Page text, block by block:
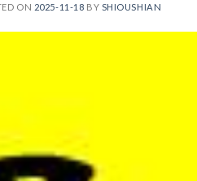
ON 2025-11-18 BY SHIOUSHIAN